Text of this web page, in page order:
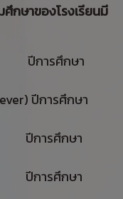
ศึกษาของโรงเรียนมี
ปีการศึกษา
ปีการศึกษา
การศึกษา
ารศึกษา